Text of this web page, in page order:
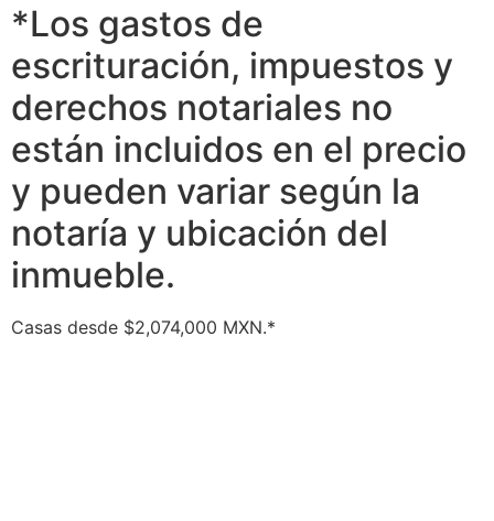
*Los gastos de
escrituración, impuestos y
derechos notariales no
están incluidos en el precio
y pueden variar según la
notaría y ubicación del
inmueble.
Casas desde $2,074,000 MXN.*